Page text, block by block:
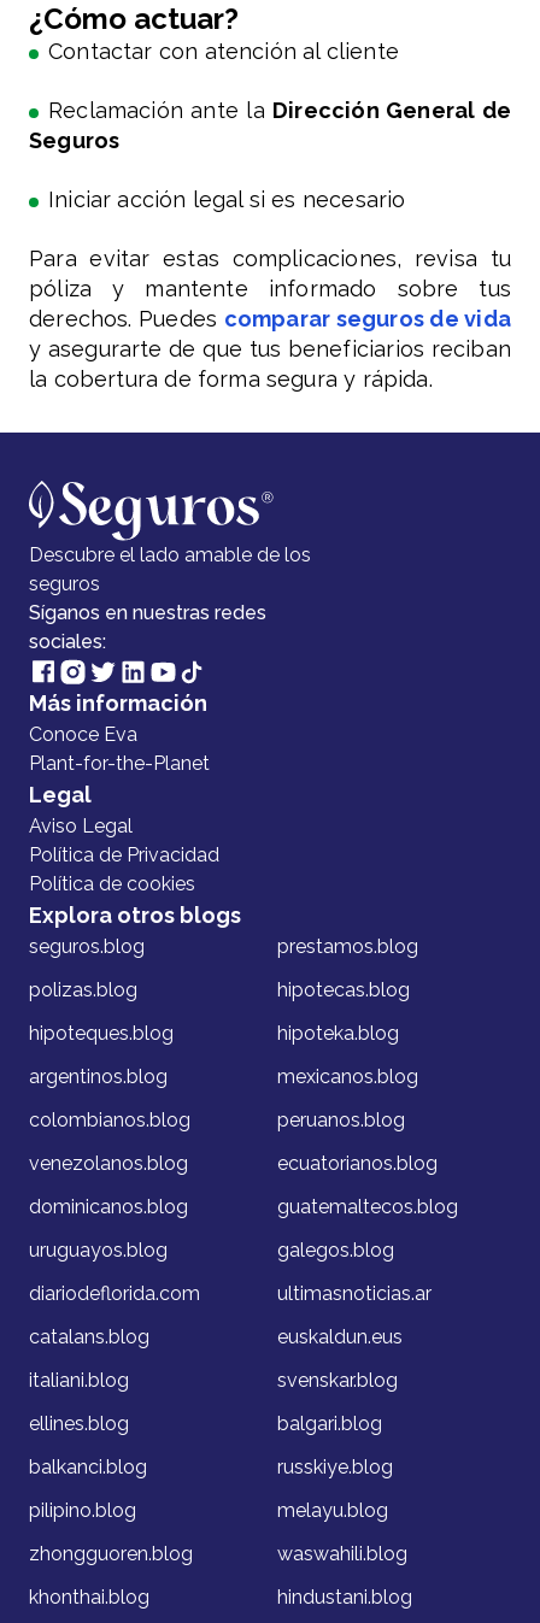
¿Cómo actuar?
Contactar con atención al cliente
Reclamación ante la Dirección General de
Seguros
Iniciar acción legal si es necesario
Para evitar estas complicaciones, revisa tu
póliza y mantente informado sobre tus
derechos. Puedes comparar seguros de vida
y asegurarte de que tus beneficiarios reciban
la cobertura de forma segura y rápida.
Descubre el lado amable de los
seguros
Síganos en nuestras redes
sociales:
Más información
Conoce Eva
Plant-for-the-Planet
Legal
Aviso Legal
Política de Privacidad
Política de cookies
Explora otros blogs
seguros.blog
prestamos.blog
polizas.blog
hipotecas.blog
hipoteques.blog
hipoteka.blog
argentinos.blog
mexicanos.blog
colombianos.blog
peruanos.blog
venezolanos.blog
ecuatorianos.blog
dominicanos.blog
guatemaltecos.blog
uruguayos.blog
galegos.blog
diariodeflorida.com
ultimasnoticias.ar
catalans.blog
euskaldun.eus
italiani.blog
svenskar.blog
ellines.blog
balgari.blog
balkanci.blog
russkiye.blog
pilipino.blog
melayu.blog
zhongguoren.blog
waswahili.blog
khonthai.blog
hindustani.blog